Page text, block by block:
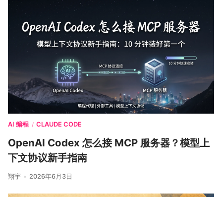
AI 编程 / CLAUDE CODE
OpenAI Codex 怎么接 MCP 服务器？模型上
下文协议新手指南
翔宇 2026年6月3日